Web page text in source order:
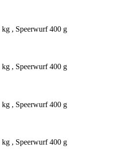
, Speerwurf 400 g
, Speerwurf 400 g
, Speerwurf 400 g
, Speerwurf 400 g